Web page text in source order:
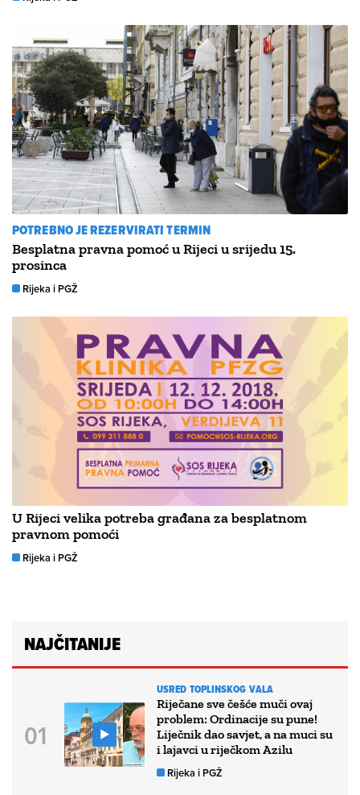
POTREBNO JE REZERVIRATI TERMIN
Besplatna pravna pomoć u Rijeci u srijedu 15.
prosinca
Rijeka i PGŽ
U Rijeci velika potreba građana za besplatnom
pravnom pomoći
Rijeka i PGŽ
NAJČITANIJE
USRED TOPLINSKOG VALA
Riječane sve češće muči ovaj
problem: Ordinacije su pune!
Liječnik dao savjet, a na muci su
i lajavci u riječkom Azilu
Rijeka i PGŽ